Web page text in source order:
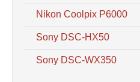
Nikon Coolpix P6000
Sony DSC-HX50
Sony DSC-WX350